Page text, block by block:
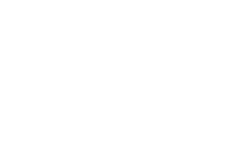
inferiori un contributo di 2.90 €